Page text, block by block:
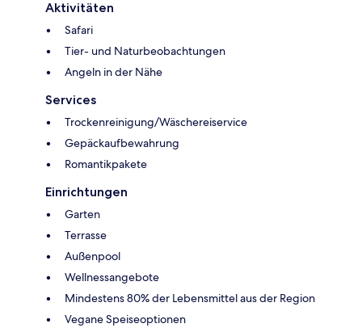
Aktivitäten
Safari
Tier- und Naturbeobachtungen
Angeln in der Nähe
Services
Trockenreinigung/Wäschereiservice
Gepäckaufbewahrung
Romantikpakete
Einrichtungen
Garten
Terrasse
Außenpool
Wellnessangebote
Mindestens 80% der Lebensmittel aus der Region
Vegane Speiseoptionen